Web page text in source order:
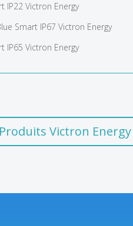
IP22 Victron Energy
Smart IP67 Victron Energy
IP65 Victron Energy
Produits Victron Energy